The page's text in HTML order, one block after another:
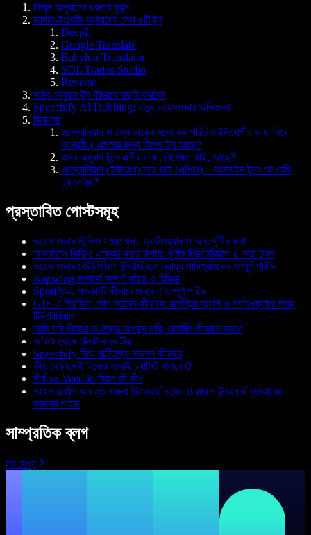
নির্ভুল অনুবাদের গুরুত্ব বুঝুন
জার্মান-ইংরেজি অনুবাদের সেরা ৫টি টুল
DeepL
Google Translate
Babylon Translator
SDL Trados Studio
Reverso
সঠিক অনুবাদ টুল কীভাবে বাছাই করবেন
Speechify AI Dubbing: নতুন ভয়েসওভার অভিজ্ঞতা
জিজ্ঞাসা
এস্তোনিয়ান ও স্লোভাকের মতো কম পরিচিত ইউরোপীয় ভাষা নিয়ে
আগ্রহী। এসবের জন্য বিশেষ টুল আছে?
এসব অনুবাদ টুলে এশীয় ভাষা, বিশেষত থাই, আছে?
এস্তোনিয়ান (ইউরোপ) আর থাই (এশিয়া)—অনলাইন টুলে কে বেশি
চ্যালেঞ্জিং?
প্রস্তাবিত পোস্টসমূহ
ভয়েস ওভার স্টুডিও সময়: খরচ, সফটওয়্যার ও অন্তর্দৃষ্টির কথা
অনলাইনে ভিডিও এম্বেড করার উপায়: পূর্ণাঙ্গ টিউটোরিয়াল ও সেরা টুলস
ভয়েস ওভার রেট নির্ধারণ: ইন্ডাস্ট্রিতে ন্যায্য পারিশ্রমিকের সম্পূর্ণ গাইড
Kapwing সম্পর্কে সম্পূর্ণ গাইড ও রিভিউ
Spotify-এ পডকাস্ট কীভাবে শুনবেন: সম্পূর্ণ গাইড
GIF-এ মিউজিক যোগ করবেন কীভাবে: জনপ্রিয় অ্যাপ ও সফটওয়্যারে সহজ
টিউটোরিয়াল
আমি যদি নিজের কণ্ঠস্বর অপছন্দ করি, রেকর্ডিং কীভাবে করব?
অডিও থেকে টেক্সট কনভার্টার
Speechify দিয়ে মাল্টিটাস্ক করবেন কীভাবে
কীভাবে নিজেই নিজের এআই চ্যাটবট বানাবেন?
শীর্ষ ১০ Veed.io বিকল্প কী কী?
ভয়েস চেঞ্জিং আয়ত্ত করুন: ডিসকর্ডে ভয়েস চেঞ্জার সাউন্ডবোর্ড ব্যবহারের
শুরুদের গাইড
সাম্প্রতিক ব্লগ
সব দেখুন